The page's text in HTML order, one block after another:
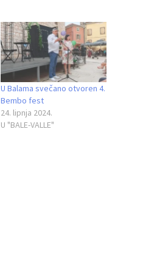
U Balama svečano otvoren 4.
Bembo fest
24. lipnja 2024.
U "BALE-VALLE"